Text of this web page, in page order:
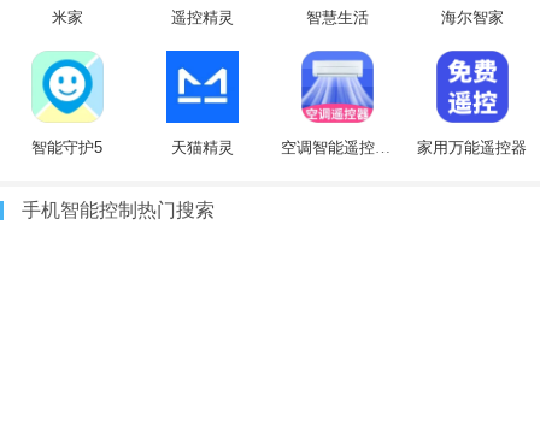
米家 遥控精灵 智慧生活 海尔智家
智能守护5 天猫精灵 空调智能遥控器+ 家用万能遥控器
手机智能控制热门搜索